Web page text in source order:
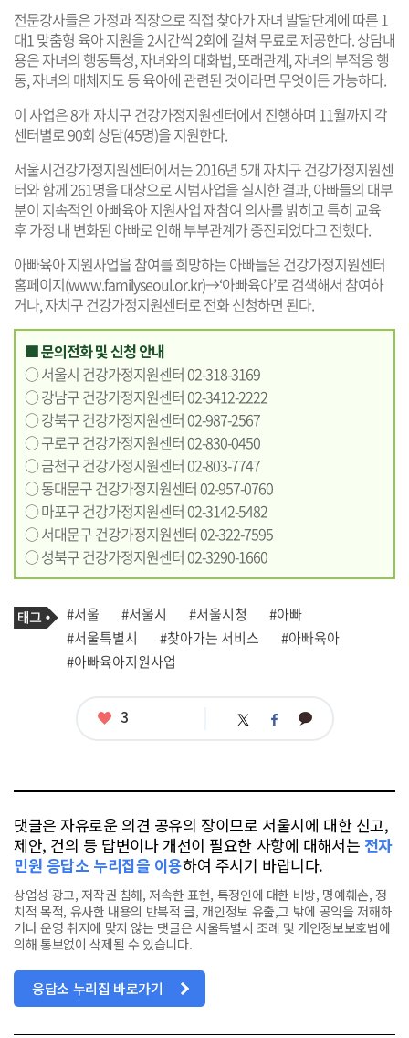
전문강사들은 가정과 직장으로 직접 찾아가 자녀 발달단계에 따른 1
대1 맞춤형 육아 지원을 2시간씩 2회에 걸쳐 무료로 제공한다. 상담내
용은 자녀의 행동특성, 자녀와의 대화법, 또래관계, 자녀의 부적응 행
동, 자녀의 매체지도 등 육아에 관련된 것이라면 무엇이든 가능하다.
이 사업은 8개 자치구 건강가정지원센터에서 진행하며 11월까지 각
센터별로 90회 상담(45명)을 지원한다.
서울시건강가정지원센터에서는 2016년 5개 자치구 건강가정지원센
터와 함께 261명을 대상으로 시범사업을 실시한 결과, 아빠들의 대부
분이 지속적인 아빠육아 지원사업 재참여 의사를 밝히고 특히 교육
후 가정 내 변화된 아빠로 인해 부부관계가 증진되었다고 전했다.
아빠육아 지원사업을 참여를 희망하는 아빠들은 건강가정지원센터
홈페이지(www.familyseoul.or.kr)→‘아빠육아’로 검색해서 참여하
거나, 자치구 건강가정지원센터로 전화 신청하면 된다.
■ 문의전화 및 신청 안내
○ 서울시 건강가정지원센터 02-318-3169
○ 강남구 건강가정지원센터 02-3412-2222
○ 강북구 건강가정지원센터 02-987-2567
○ 구로구 건강가정지원센터 02-830-0450
○ 금천구 건강가정지원센터 02-803-7747
○ 동대문구 건강가정지원센터 02-957-0760
○ 마포구 건강가정지원센터 02-3142-5482
○ 서대문구 건강가정지원센터 02-322-7595
○ 성북구 건강가정지원센터 02-3290-1660
기
사
관
련
태
태
그
#서울 #서울시 #서울시청
#아빠
#서울특별시
#찾아가는 서비스
#아빠육아
#아빠육아지원사업
좋
3 트 페 카
댓글은 자유로운 의견 공유의 장이므로 서울시에 대한 신고,
제안, 건의 등 답변이나 개선이 필요한 사항에 대해서는 전자
민원 응답소 누리집을 이용하여 주시기 바랍니다.
상업성 광고, 저작권 침해, 저속한 표현, 특정인에 대한 비방, 명예훼손, 정
치적 목적, 유사한 내용의 반복적 글, 개인정보 유출,그 밖에 공익을 저해하
거나 운영 취지에 맞지 않는 댓글은 서울특별시 조례 및 개인정보보호법에
의해 통보없이 삭제될 수 있습니다.
응답소 누리집 바로가기